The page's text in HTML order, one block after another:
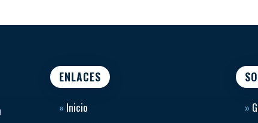
ENLACES
» Inicio
»